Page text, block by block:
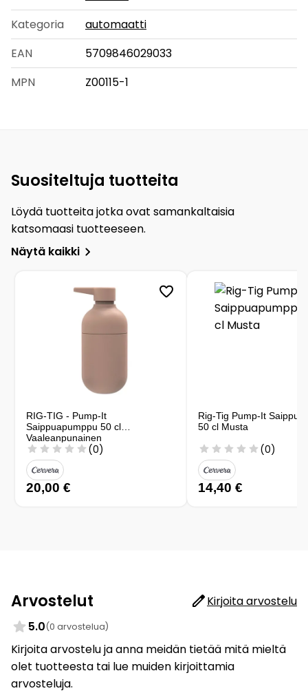
Kategoria
automaatti
EAN
5709846029033
MPN
Z00115-1
Suositeltuja tuotteita
Löydä tuotteita jotka ovat samankaltaisia
katsomaasi tuotteeseen.
Näytä kaikki
RIG-TIG - Pump-It
Saippuapumppu 50 cl
Vaaleanpunainen
(0)
20,00 €
Rig-Tig Pump-It
50 cl Musta
(0)
14,40 €
Arvostelut
Kirjoita arvostelu
5.0(0 arvostelua)
Kirjoita arvostelu ja anna meidän tietää mitä mieltä
olet tuotteesta tai lue muiden kirjoittamia
arvosteluja.